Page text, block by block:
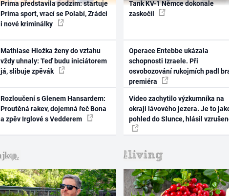
Prima představila podzim: startuje
Prima sport, vrací se Polabí, Zrádci
i nové kriminálky
Mathiase Hložka ženy do vztahu
vždy uhnaly: Teď budu iniciátorem
já, slibuje zpěvák
Rozloučení s Glenem Hansardem:
Proutěná rakev, dojemná řeč Bona
a zpěv Irglové s Vedderem
Tank KV-1 Němce dokonale
zaskočil
Operace Entebbe ukázala
schopnosti Izraele. Při
osvobozování rukojmích padl
premiéra
Video zachytilo výzkumníka na
okraji lávového jezera. Je to
pohled do Slunce, hlásil